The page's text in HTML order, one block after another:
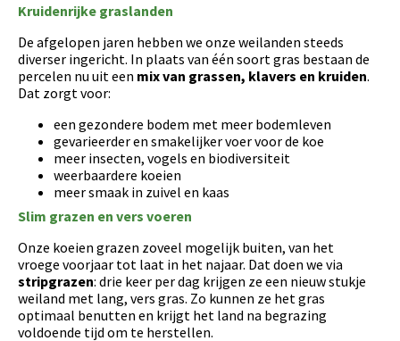
Kruidenrijke graslanden
De afgelopen jaren hebben we onze weilanden steeds
diverser ingericht. In plaats van één soort gras bestaan de
percelen nu uit een mix van grassen, klavers en kruiden.
Dat zorgt voor:
een gezondere bodem met meer bodemleven
gevarieerder en smakelijker voer voor de koe
meer insecten, vogels en biodiversiteit
weerbaardere koeien
meer smaak in zuivel en kaas
Slim grazen en vers voeren
Onze koeien grazen zoveel mogelijk buiten, van het
vroege voorjaar tot laat in het najaar. Dat doen we via
stripgrazen: drie keer per dag krijgen ze een nieuw stukje
weiland met lang, vers gras. Zo kunnen ze het gras
optimaal benutten en krijgt het land na begrazing
voldoende tijd om te herstellen.